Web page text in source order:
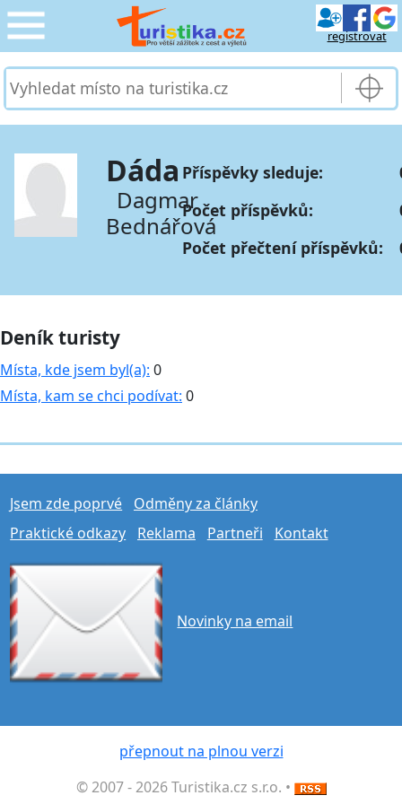
registrovat
CESTOVÁNÍ
SLUŽBY & DOPRAVA ›
PRO TURISTY ›
MOJE TURISTIKA ›
Dáda
Dagmar
Bednářová
Příspěvky sleduje:
Počet příspěvků:
Počet přečtení příspěvků:
Deník turisty
Místa, kde jsem byl(a): 0
Místa, kam se chci podívat: 0
Jsem zde poprvé
Odměny za články
Praktické odkazy
Reklama Partneři Kontakt
Novinky na email
přepnout na plnou verzi
© 2007 - 2026 Turistika.cz s.r.o. •